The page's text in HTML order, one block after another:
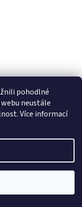
pohodlné
neustále
Více informací
NÁHON BEZ
Do košíku
Kód:33117722799